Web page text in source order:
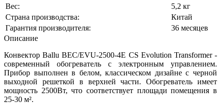
Вес:
5,2 кг
Страна производства:
Китай
Гарантия производителя:
36 месяцев
Описание
Конвектор Ballu BEC/EVU-2500-4E CS Evolution Transformer -
современный обогреватель с электронным управлением.
Прибор выполнен в белом, классическом дизайне с черной
выходной решеткой в верхней части. Обогреватель имеет
мощность 2500Вт, что соответствует площади помещения в
25-30 м².